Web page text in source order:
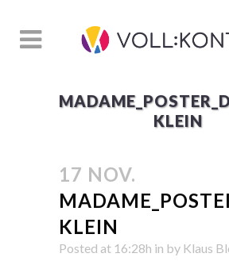
KLEIN
17 NOV.
KLEIN
Posted at 16:28h in by Klaus